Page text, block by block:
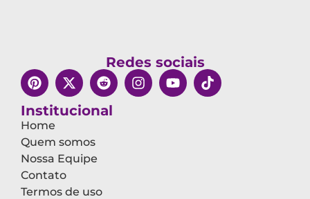
Redes sociais
Institucional
Home
Quem somos
Nossa Equipe
Contato
Termos de uso